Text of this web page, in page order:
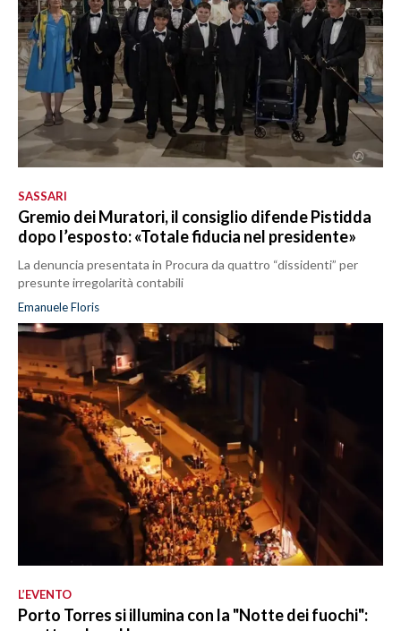
SASSARI
Gremio dei Muratori, il consiglio difende Pistidda
dopo l’esposto: «Totale fiducia nel presidente»
La denuncia presentata in Procura da quattro “dissidenti” per
presunte irregolarità contabili
Emanuele Floris
L’EVENTO
Porto Torres si illumina con la "Notte dei fuochi":